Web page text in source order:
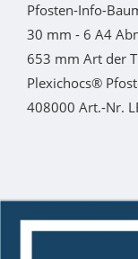
Pfosten-Info-
30 mm - 6 A4
653 mm Art der
Plexichocs®
408000 Art.-Nr.